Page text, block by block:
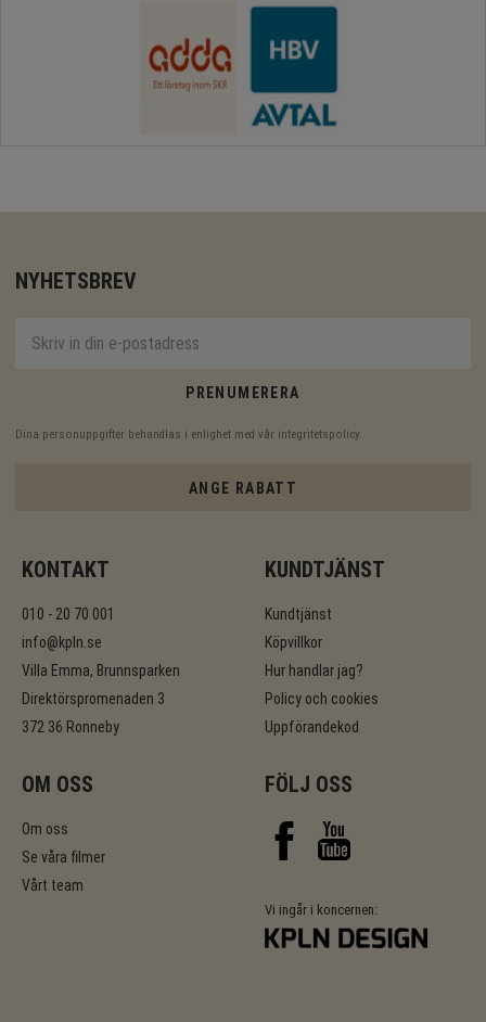
NYHETSBREV
PRENUMERERA
Dina personuppgifter behandlas i enlighet med vår integritetspolicy.
ANGE RABATT
KONTAKT
010 - 20 70 001
info@kpln.se
Villa Emma, Brunnsparken
Direktörspromenaden 3
372 36 Ronneby
KUNDTJÄNST
Kundtjänst
Köpvillkor
Hur handlar jag?
Policy och cookies
Uppförandekod
OM OSS
Om oss
Se våra filmer
Vårt team
FÖLJ OSS
Vi ingår i koncernen: